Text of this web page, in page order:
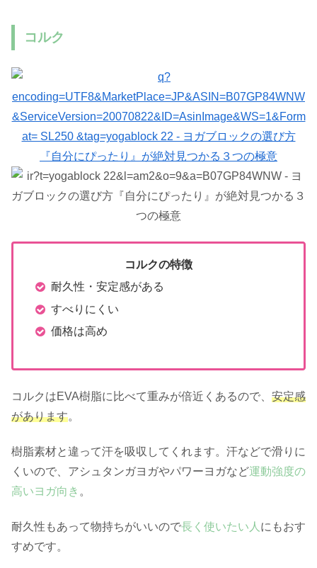
コルク
コルクの特徴
耐久性・安定感がある
すべりにくい
価格は高め
コルクはEVA樹脂に比べて重みが倍近くあるので、 安定感
があります。
樹脂素材と違って汗を吸収してくれます。汗などで滑りに
くいので、アシュタンガヨガやパワーヨガなど運動強度の
高いヨガ向き 。
耐久性もあって物持ちがいいので長く使いたい人 にもおす
すめです。